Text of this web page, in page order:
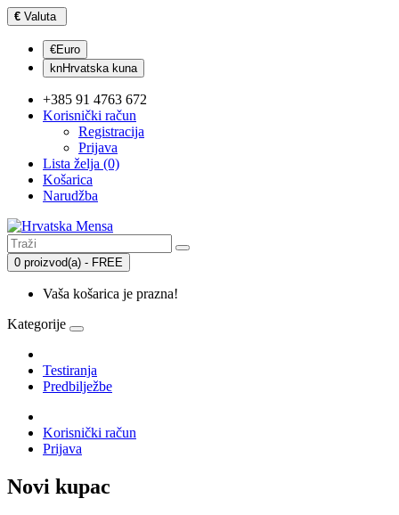
€ Valuta
€Euro
knHrvatska kuna
+385 91 4763 672
Korisnički račun
Registracija
Prijava
Lista želja (0)
Košarica
Narudžba
0 proizvod(a) - FREE
Vaša košarica je prazna!
Kategorije
Testiranja
Predbilježbe
Korisnički račun
Prijava
Novi kupac